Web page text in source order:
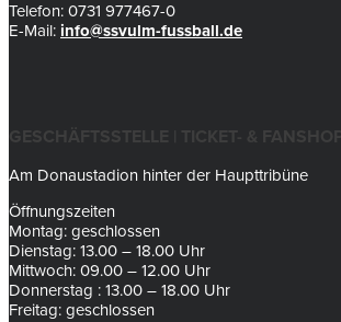
Telefon: 0731 977467-0
E-Mail: info@ssvulm-fussball.de
GESCHÄFTSSTELLE | TICKET- & FANSHOP
Am Donaustadion hinter der Haupttribüne
Öffnungszeiten
Montag: geschlossen
Dienstag: 13.00 – 18.00 Uhr
Mittwoch: 09.00 – 12.00 Uhr
Donnerstag : 13.00 – 18.00 Uhr
Freitag: geschlossen